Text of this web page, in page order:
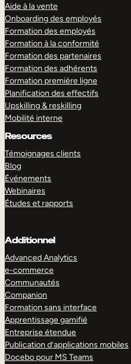
Aide à la vente
Onboarding des employés
Formation des employés
Formation à la conformité
Formation des partenaires
Formation des adhérents
Formation première ligne
Planification des effectifs
Upskilling & reskilling
Mobilité interne
Resources
Témoignages clients
Blog
Événements
Webinaires
Études et rapports
Additionnel
Advanced Analytics
e-commerce
Communautés
Companion
Formation sans interface
Apprentissage gamifié
Entreprise étendue
Publication d’applications mobiles
Docebo pour MS Teams